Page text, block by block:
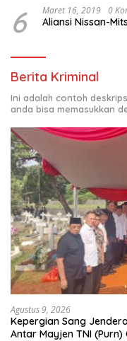
6 Maret 16, 2019 0
Aliansi Nissan-
Berita Kriminal
Ini adalah contoh
anda bisa memasukkan
Agustus 9, 2026
Kepergian Sang
Antar Mayjen TNI